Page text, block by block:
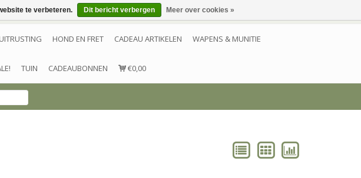
Inloggen Account aanmaken
HOND EN FRET CADEAU ARTIKELEN WAPENS & MUNITIE
TUIN CADEAUBONNEN €0,00
te verbeteren. Dit bericht verbergen Meer over cookies »